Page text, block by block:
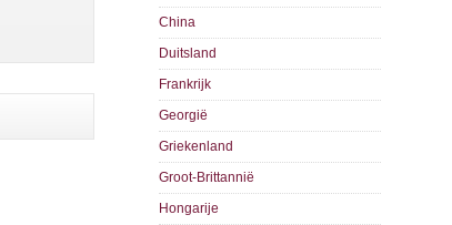
China
Duitsland
Frankrijk
Georgië
Griekenland
Groot-Brittannië
Hongarije